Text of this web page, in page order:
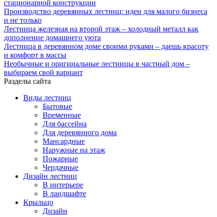
стационарной конструкции
Производство деревянных лестниц: идеи для малого бизнеса
и не только
Лестница железная на второй этаж – холодный металл как
дополнение домашнего уюта
Лестница в деревянном доме своими руками – даешь красоту
и комфорт в массы
Необычные и оригинальные лестницы в частный дом –
выбираем свой вариант
Разделы сайта
Виды лестниц
Бытовые
Временные
Для бассейна
Для деревянного дома
Мансардные
Наружные на этаж
Пожарные
Чердачные
Дизайн лестниц
В интерьере
В ландшафте
Крыльцо
Дизайн